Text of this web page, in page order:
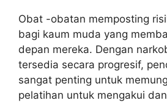
Obat -obatan memposting
bagi kaum muda yang
depan mereka. Dengan
tersedia secara progresif,
sangat penting untuk
pelatihan untuk mengakui